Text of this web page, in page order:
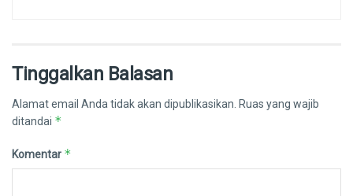
Tinggalkan Balasan
Alamat email Anda tidak akan dipublikasikan. Ruas yang wajib
ditandai *
Komentar *